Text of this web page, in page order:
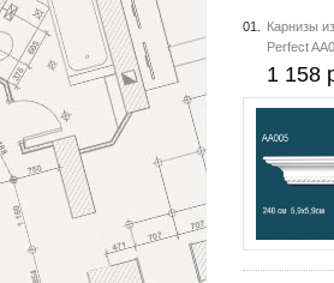
01.
Карнизы
Perfect
1 158